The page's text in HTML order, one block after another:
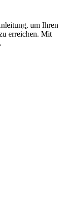
um Ihren
erreichen. Mit